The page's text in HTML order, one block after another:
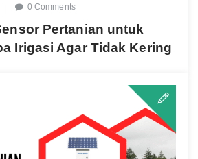
0 Comments
Pertanian untuk
Irigasi Agar Tidak Kering